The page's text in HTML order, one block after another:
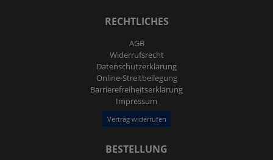
RECHTLICHES
AGB
Widerrufs­recht
Daten­schutz­erklärung
Online-Streitbeilegung
Barrierefreiheitserklärung
Impressum
Vertrag widerrufen
BESTELLUNG